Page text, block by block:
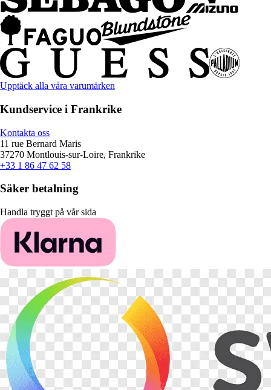
Upptäck alla våra varumärken
Kundservice i Frankrike
Kontakta oss
11 rue Bernard Maris
37270 Montlouis-sur-Loire, Frankrike
+33 1 86 47 62 58
Säker betalning
Handla tryggt på vår sida